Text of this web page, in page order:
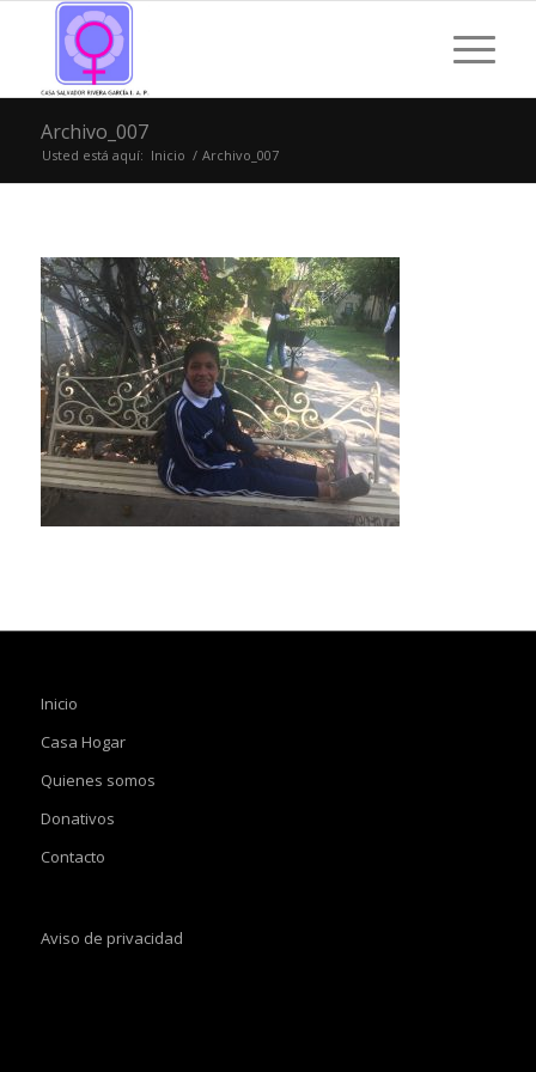
Archivo_007
Usted está aquí: Inicio / Archivo_007
Inicio
Casa Hogar
Quienes somos
Donativos
Contacto
Aviso de privacidad